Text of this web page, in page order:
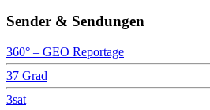
Sender & Sendungen
360° – GEO Reportage
37 Grad
3sat